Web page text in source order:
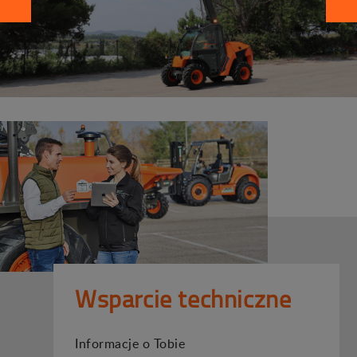
Wsparcie techniczne
Informacje o Tobie